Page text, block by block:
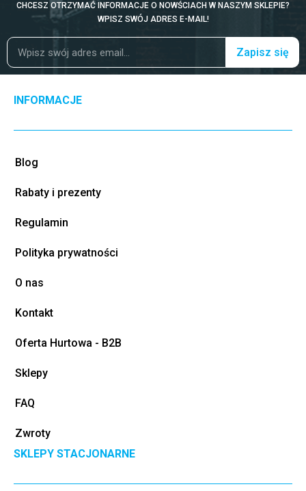
CHCESZ OTRZYMAĆ INFORMACJE O NOWŚCIACH W NASZYM SKLEPIE?
WPISZ SWÓJ ADRES E-MAIL!
Zapisz się
INFORMACJE
Blog
Rabaty i prezenty
Regulamin
Polityka prywatności
O nas
Kontakt
Oferta Hurtowa - B2B
Sklepy
FAQ
Zwroty
SKLEPY STACJONARNE